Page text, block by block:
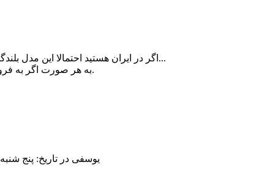
اگر در ایران هستید احتمالا این مدل بلندگو زیاد دست به دست شده و تعویض قطعه با قطعات غیر اصلی هم داشته...
به هر صورت اگر به فروشنده مطمئن هستید و صدای این بلندگو را می پسندید انتخاب با شماست.
یوسفی در تاریخ: پنج شنبه 15 آذر 1403 ، ساعت 03:09 ب ظ